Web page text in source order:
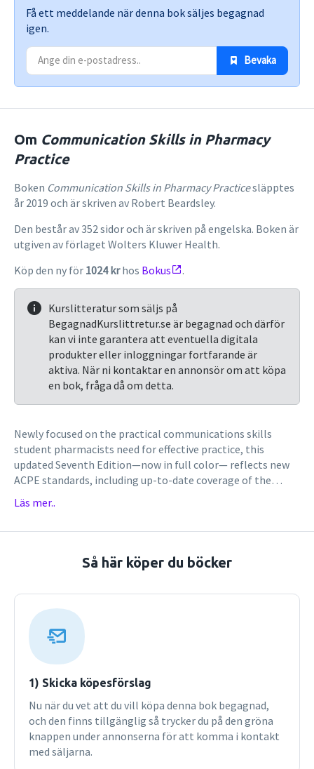
Få ett meddelande när denna bok säljes begagnad
igen.
Bevaka
Om Communication Skills in Pharmacy
Practice
Boken Communication Skills in Pharmacy Practicesläpptes
år 2019 och är skriven av Robert Beardsley.
Den består av 352 sidor och är skriven på engelska. Boken är
utgiven av förlaget Wolters Kluwer Health.
Köp den ny för 1024 krhos Bokus .
Kurslitteratur som säljs på
BegagnadKurslittretur.se är begagnad och därför
kan vi inte garantera att eventuella digitala
produkter eller inloggningar fortfarande är
aktiva. När ni kontaktar en annonsör om att köpa
en bok, fråga då om detta.
Newly focused on the practical communications skills
student pharmacists need for effective practice, this
updated Seventh Edition—now in full color— reflects new
ACPE standards, including up-to-date coverage of the
interaction and collaboration, and professional
the field, this edition is ideal for the foundational course
and pre-experiential training.Expanded emphasis on
practiceAdditional content added on motivational
interviewing, e-commerce, contemporary ethical issues
(such as medical marijuana and opioid abuse), and student-
preceptor and pharmacist-management communication
issuesFull-color design with new diagrams and figures
settings prepare students to deal with the wide range of
situations they will encounter in practiceStronger
emphasis on assessing communication skills includes
coverage of patient surveys and colleague
Läs mer..
Så här köper du böcker
1) Skicka köpesförslag
Nu när du vet att du vill köpa denna bok begagnad,
och den finns tillgänglig så trycker du på den gröna
knappen under annonserna för att komma i kontakt
med säljarna.